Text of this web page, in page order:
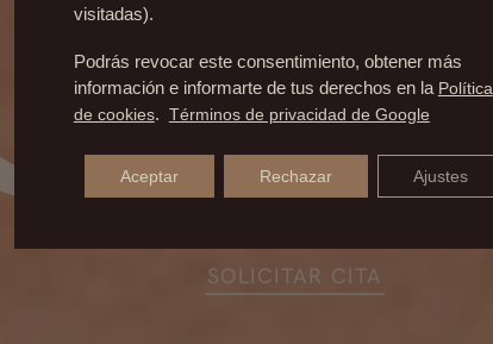
SOLICITAR CITA
visitadas).
Podrás revocar este consentimiento, obtener más
información e informarte de tus derechos en la Política
de cookies. Términos de privacidad de Google
Aceptar Rechazar Ajustes